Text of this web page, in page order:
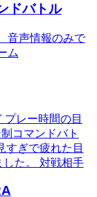
ドバトル
音声情報のみで
ム
レー時間の目
コマンドバト
すぎで疲れた目
た。 対戦相手